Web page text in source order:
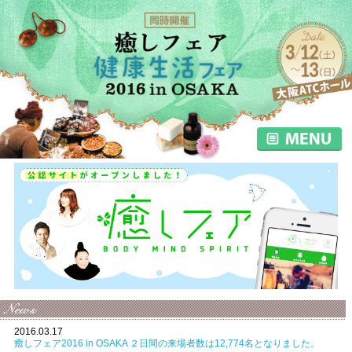
2016.03.17
癒しフェア2016 in OSAKA ２日間の来場者数は12,774名となりました。